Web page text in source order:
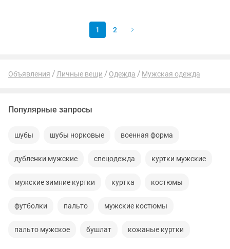
1 2
Объявления Личные вещи Одежда Мужская одежда
Популярные запросы
шубы шубы норковые военная форма
дубленки мужские спецодежда куртки мужские
мужские зимние куртки куртка костюмы
футболки пальто мужские костюмы
пальто мужское бушлат кожаные куртки